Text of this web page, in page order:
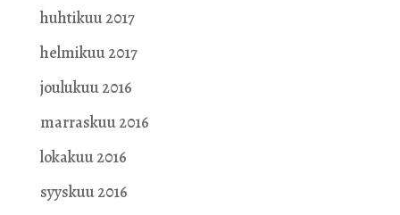
huhtikuu 2017
helmikuu 2017
joulukuu 2016
marraskuu 2016
lokakuu 2016
syyskuu 2016